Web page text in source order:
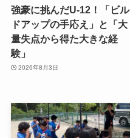
強豪に挑んだU-12！「ビル
ドアップの手応え」と「大
量失点から得た大きな経
験」
2026年8月3日